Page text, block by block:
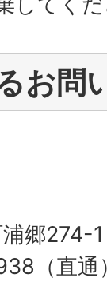
お問
郷274-1
（直通